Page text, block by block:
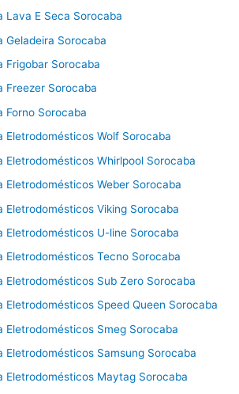
Lava E Seca Sorocaba
Geladeira Sorocaba
Frigobar Sorocaba
Freezer Sorocaba
Forno Sorocaba
Eletrodomésticos Wolf Sorocaba
Eletrodomésticos Whirlpool Sorocaba
Eletrodomésticos Weber Sorocaba
Eletrodomésticos Viking Sorocaba
Eletrodomésticos U-line Sorocaba
Eletrodomésticos Tecno Sorocaba
Eletrodomésticos Sub Zero Sorocaba
Eletrodomésticos Speed Queen Sorocaba
Eletrodomésticos Smeg Sorocaba
Eletrodomésticos Samsung Sorocaba
Eletrodomésticos Maytag Sorocaba